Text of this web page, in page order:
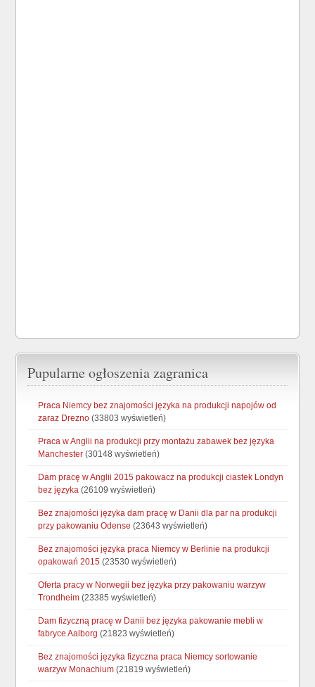
Pupularne ogłoszenia zagranica
Praca Niemcy bez znajomości języka na produkcji napojów od
zaraz Drezno (33803 wyświetleń)
Praca w Anglii na produkcji przy montażu zabawek bez języka
Manchester (30148 wyświetleń)
Dam pracę w Anglii 2015 pakowacz na produkcji ciastek Londyn
bez języka (26109 wyświetleń)
Bez znajomości języka dam pracę w Danii dla par na produkcji
przy pakowaniu Odense (23643 wyświetleń)
Bez znajomości języka praca Niemcy w Berlinie na produkcji
opakowań 2015 (23530 wyświetleń)
Oferta pracy w Norwegii bez języka przy pakowaniu warzyw
Trondheim (23385 wyświetleń)
Dam fizyczną pracę w Danii bez języka pakowanie mebli w
fabryce Aalborg (21823 wyświetleń)
Bez znajomości języka fizyczna praca Niemcy sortowanie
warzyw Monachium (21819 wyświetleń)